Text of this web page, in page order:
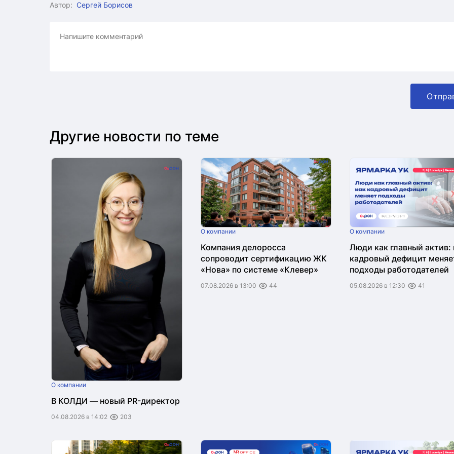
Автор: Сергей Борисов
Другие новости по теме
О компании
В КОЛДИ — новый PR-директор
04.08.2026 в 14:02 203
О компании
Компания делоросса
сопроводит сертификацию ЖК
«Нова» по системе «Клевер»
07.08.2026 в 13:00 44
О компании
Люди как главный актив:
кадровый дефицит
подходы работодателей
05.08.2026 в 12:30 41